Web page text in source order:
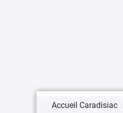
Accueil Caradisiac